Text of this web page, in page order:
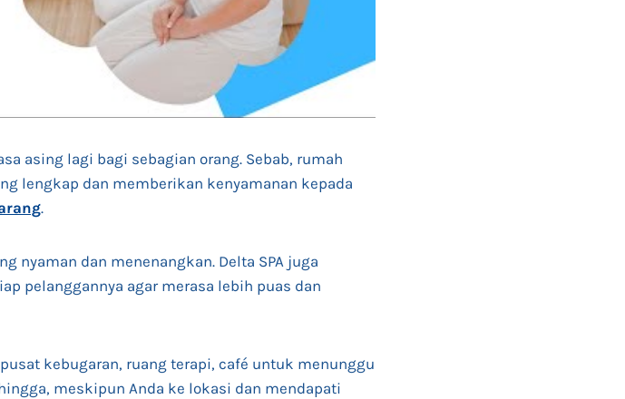
asing lagi bagi sebagian orang. Sebab, rumah
lengkap dan memberikan kenyamanan kepada
.
nyaman dan menenangkan. Delta SPA juga
pelanggannya agar merasa lebih puas dan
kebugaran, ruang terapi, café untuk menunggu
meskipun Anda ke lokasi dan mendapati